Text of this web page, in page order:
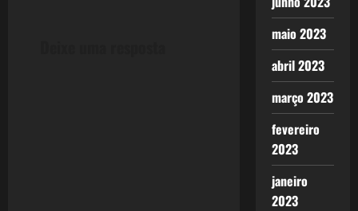
maio 2023
abril 2023
março 2023
fevereiro
2023
janeiro
2023